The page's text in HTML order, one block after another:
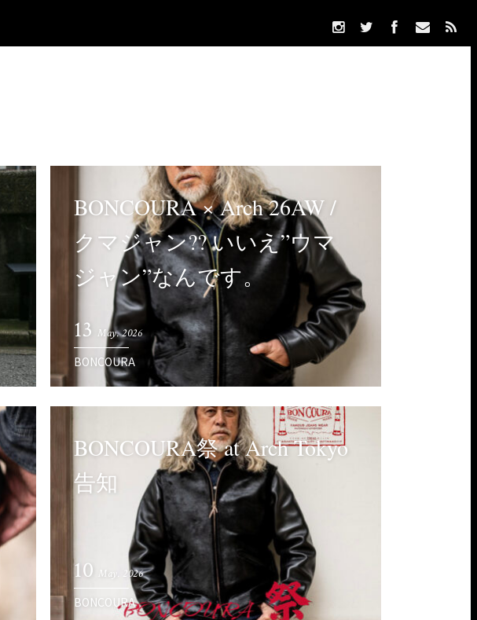
BONCOURA × Arch 26AW /
クマジャン?? いいえ”ウマ
ジャン”なんです。
13 May. 2026
BONCOURA
BONCOURA祭 at Arch Tokyo
告知
10 May. 2026
BONCOURA